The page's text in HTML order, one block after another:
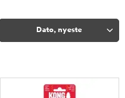
Dato, nyeste